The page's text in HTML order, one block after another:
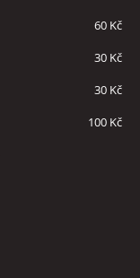
60 Kč
30 Kč
30 Kč
100 Kč